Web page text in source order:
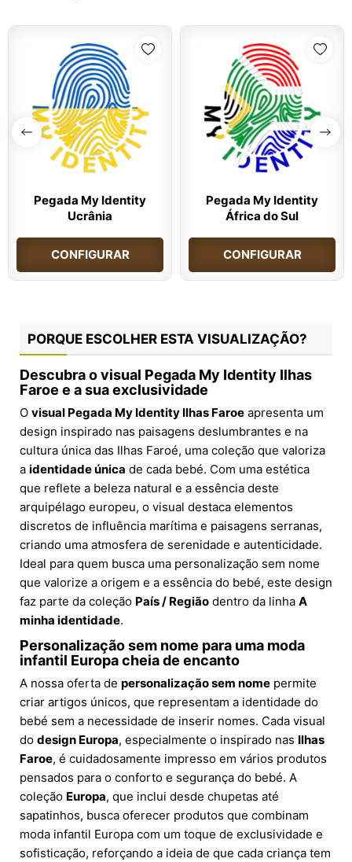
Pegada My Identity
Ucrânia
CONFIGURAR
Pegada My Identity
África do Sul
CONFIGURAR
PORQUE ESCOLHER ESTA VISUALIZAÇÃO?
Descubra o visual Pegada My Identity Ilhas
Faroe e a sua exclusividade
O visual Pegada My Identity Ilhas Faroe apresenta um
design inspirado nas paisagens deslumbrantes e na
cultura única das Ilhas Faroé, uma coleção que valoriza
a identidade única de cada bebé. Com uma estética
que reflete a beleza natural e a essência deste
arquipélago europeu, o visual destaca elementos
discretos de influência marítima e paisagens serranas,
criando uma atmosfera de serenidade e autenticidade.
Ideal para quem busca uma personalização sem nome
que valorize a origem e a essência do bebé, este design
faz parte da coleção País / Região dentro da linha A
minha identidade.
Personalização sem nome para uma moda
infantil Europa cheia de encanto
A nossa oferta de personalização sem nome permite
criar artigos únicos, que representam a identidade do
bebé sem a necessidade de inserir nomes. Cada visual
do design Europa, especialmente o inspirado nas Ilhas
Faroe, é cuidadosamente impresso em vários produtos
pensados para o conforto e segurança do bebé. A
coleção Europa, que inclui desde chupetas até
sapatinhos, busca oferecer produtos que combinam
moda infantil Europa com um toque de exclusividade e
sofisticação, reforçando a ideia de que cada criança tem